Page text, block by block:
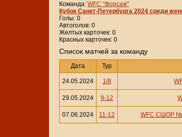
Команда: WFC "Форсаж"
Кубок Санкт-Петербурга 2024 среди
Голы: 0
Автоголов: 0
Желтых карточек: 0
Красных карточек: 0
Cписок матчей за команду
Дата Тур
24.05.2024 1/8
29.05.2024 9-12
07.06.2024 11-12 WFC СШОР